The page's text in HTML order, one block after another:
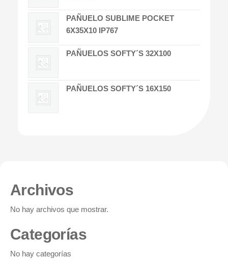
PAÑUELO SUBLIME POCKET
6X35X10 IP767
PAÑUELOS SOFTY´S 32X100
PAÑUELOS SOFTY´S 16X150
Archivos
No hay archivos que mostrar.
Categorías
No hay categorías